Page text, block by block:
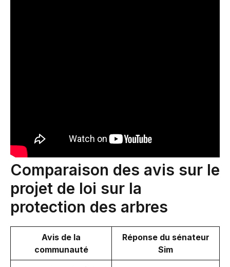
Comparaison des avis sur le
projet de loi sur la
protection des arbres
Avis de la
communauté
Réponse du sénateur
Sim